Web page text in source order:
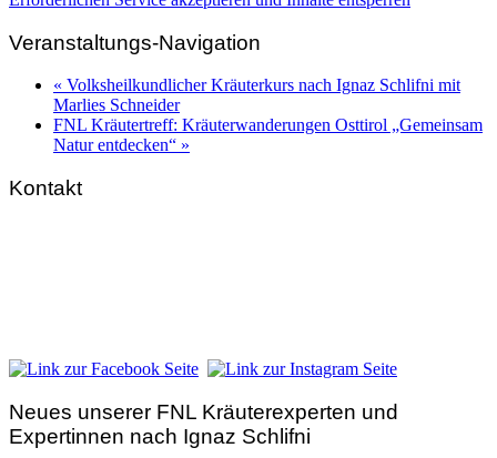
Veranstaltungs-Navigation
« Volksheilkundlicher Kräuterkurs nach Ignaz Schlifni mit
Marlies Schneider
FNL Kräutertreff: Kräuterwanderungen Osttirol „Gemeinsam
Natur entdecken“ »
Kontakt
Neues unserer FNL Kräuterexperten und
Expertinnen nach Ignaz Schlifni